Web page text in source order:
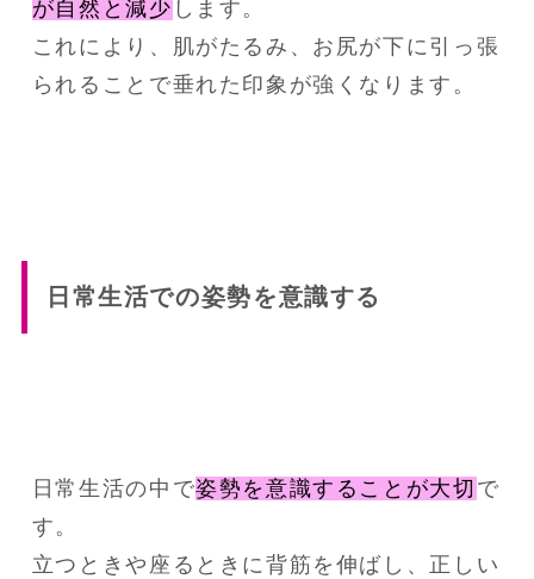
が自然と減少 します。
これにより、肌がたるみ、お尻が下に引っ張
られることで垂れた印象が強くなります。
日常生活での姿勢を意識する
日常生活の中で姿勢を意識することが大切 で
す。
立つときや座るときに背筋を伸ばし、正しい